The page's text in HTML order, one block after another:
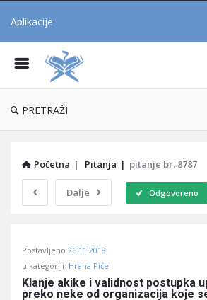
Aplikacije
PRETRAŽI
Početna | Pitanja | pitanje br. 8787
Dalje Odgovoreno
Učene
Postavljeno 26.11.2018
u kategoriji: Hrana Piće
Klanje akike i validnost postupka
preko neke od organizacija koje